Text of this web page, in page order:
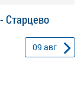
Старцево
09 авг